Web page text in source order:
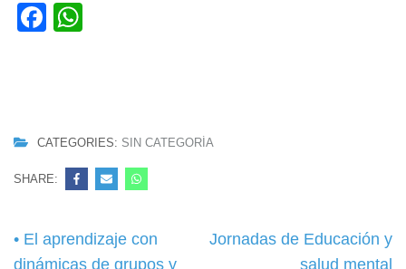
Facebook
CATEGORIES: SIN CATEGORÍA
SHARE:
Navegación
• El aprendizaje con
dinámicas de grupos y
Jornadas de Educación y
salud mental